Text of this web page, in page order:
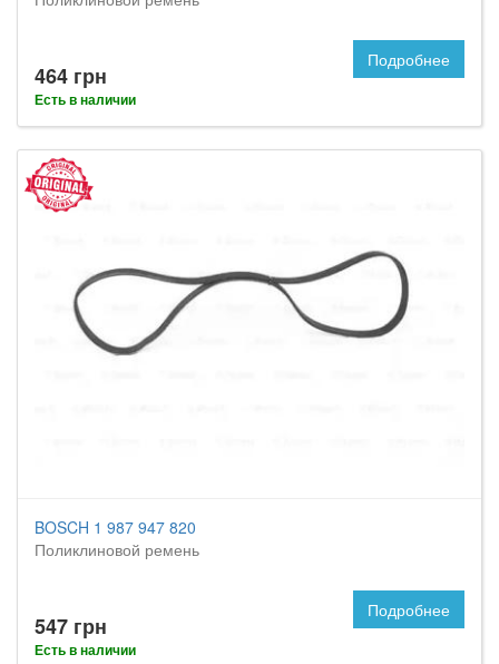
464 грн
Есть в наличии
Подробнее
BOSCH 1 987 947 820
Поликлиновой ремень
547 грн
Есть в наличии
Подробнее